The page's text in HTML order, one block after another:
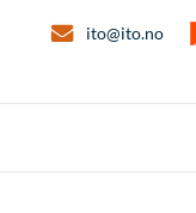
ito@ito.no